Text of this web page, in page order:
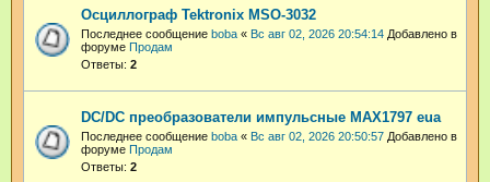
Осциллограф Tektronix MSO-3032
Последнее сообщение boba « Вс авг 02, 2026 20:54:14 Добавлено в
форуме Продам
Ответы: 2
DC/DC преобразователи импульсные MAX1797 eua
Последнее сообщение boba « Вс авг 02, 2026 20:50:57 Добавлено в
форуме Продам
Ответы: 2